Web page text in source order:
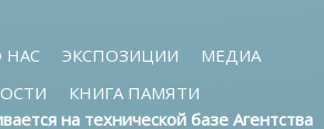
НАС ЭКСПОЗИЦИИ
МЕДИА
КНИГА ПАМЯТИ
на технической базе Агентства